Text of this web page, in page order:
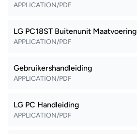
APPLICATION/PDF
LG PC18ST Buitenunit Maatvoering
APPLICATION/PDF
Gebruikershandleiding
APPLICATION/PDF
LG PC Handleiding
APPLICATION/PDF